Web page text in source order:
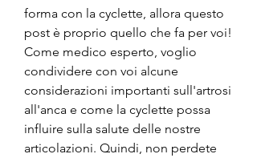
forma con la cyclette, allora questo
post è proprio quello che fa per voi!
Come medico esperto, voglio
condividere con voi alcune
considerazioni importanti sull'artrosi
all'anca e come la cyclette possa
influire sulla salute delle nostre
articolazioni. Quindi, non perdete